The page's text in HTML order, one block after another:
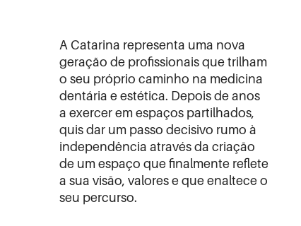
A Catarina representa uma nova
geração de profissionais que trilham
o seu próprio caminho na medicina
dentária e estética. Depois de anos
a exercer em espaços partilhados,
quis dar um passo decisivo rumo à
independência através da criação
de um espaço que finalmente reflete
a sua visão, valores e que enaltece o
seu percurso.